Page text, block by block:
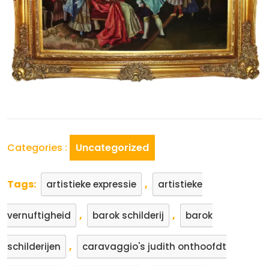
Categories : Uncategorized
Tags: artistieke expressie , artistieke
vernuftigheid , barok schilderij , barok
schilderijen , caravaggio's judith onthoofdt